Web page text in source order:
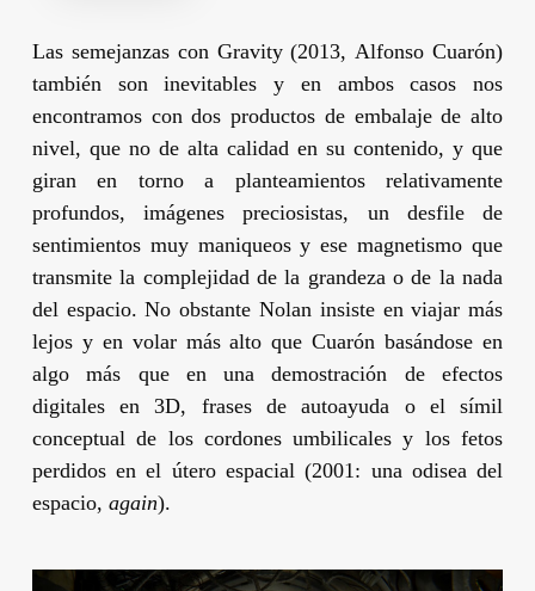
Las semejanzas con Gravity(2013,Alfonso Cuarón)
también son inevitables y en ambos casos nos
encontramos con dos productos de embalaje de alto
nivel, que no de alta calidad en su contenido, y que
giran en torno a planteamientos relativamente
profundos, imágenes preciosistas, un desfile de
sentimientos muy maniqueos y ese magnetismo que
transmite la complejidad de la grandeza o de la nada
del espacio. No obstante Nolan insiste en viajar más
lejos y en volar más alto queCuarón basándose en
algo más que en una demostración de efectos
digitales en 3D, frases de autoayuda o el símil
conceptual de los cordones umbilicales y los fetos
perdidos en el útero espacial (2001: una odisea del
espacio, again).